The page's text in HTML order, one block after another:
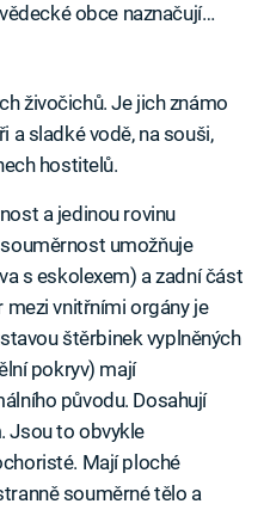
obce naznačují…
živočichů. Je jich známo
a sladké vodě, na souši,
hostitelů.
a jedinou rovinu
umožňuje
s eskolexem) a zadní část
vnitřními orgány je
štěrbinek vyplněných
pokryv) mají
původu. Dosahují
Jsou to obvykle
Mají ploché
souměrné tělo a